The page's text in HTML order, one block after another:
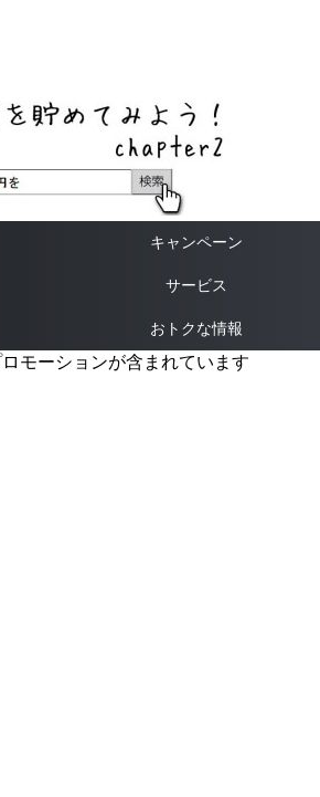
キャンペーン
サービス
おトクな情報
モーションが含まれています